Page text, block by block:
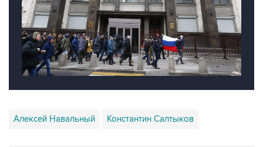
Алексей Навальный Константин Салтыков